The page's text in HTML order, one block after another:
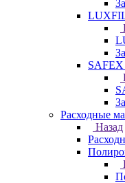
SAFEX
Расходные
Назад